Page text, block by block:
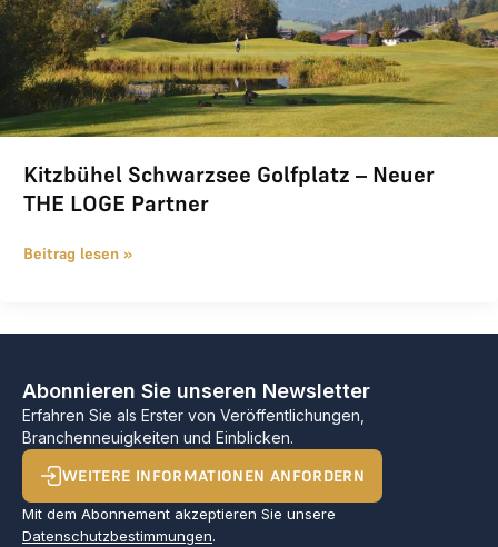
Kitzbühel Schwarzsee Golfplatz – Neuer
THE LOGE Partner
Beitrag lesen »
Abonnieren Sie unseren Newsletter
Erfahren Sie als Erster von Veröffentlichungen,
Branchenneuigkeiten und Einblicken.
WEITERE INFORMATIONEN ANFORDERN
Mit dem Abonnement akzeptieren Sie unsere
Datenschutzbestimmungen.